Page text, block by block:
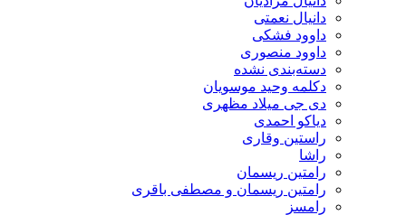
دانیال نعمتی
داوود فشکی
داوود منصوری
دسته‌بندی نشده
دکلمه وحید موسویان
دی جی میلاد مظهری
دیاکو احمدی
راستین وقاری
رامتین ریسمان
رامتین ریسمان و مصطفی باقری